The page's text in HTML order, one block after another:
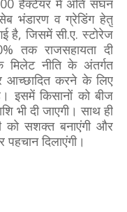
हैक्टेयर में अति सघन
भंडारण व ग्रेडिंग हेतु
है, जिसमें सी.ए. स्टोरेज
तक राजसहायता दी
मिलेट नीति के अंतर्गत
आच्छादित करने के लिए
इसमें किसानों को बीज
भी दी जाएगी। साथ ही
को सशक्त बनाएंगी और
पहचान दिलाएंगी।